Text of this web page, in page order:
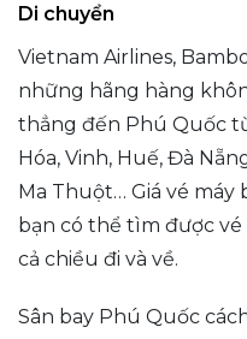
Di chuyển
Vietnam Airlines,
những hãng hàng
thẳng đến Phú Quốc
Hóa, Vinh, Huế, Đà
Ma Thuột… Giá vé máy
bạn có thể tìm được
cả chiều đi và về.
Sân bay Phú Quốc